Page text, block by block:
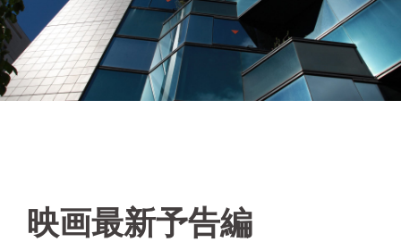
プ
映画最新予告編